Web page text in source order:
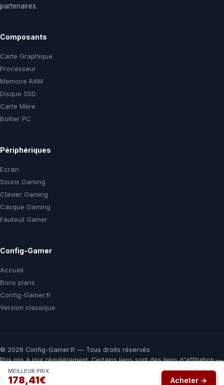
MEILLEUR PRIX
178,41€ Acheter →
partenaires.
Composants
Carte Graphique
Processeur
Memoire RAM
Disque SSD
Carte Mère
Boîtier PC
Périphériques
Ecran
Souris Gaming
Clavier Gaming
Casque Gaming
Fauteuil Gamer
Config-Gamer
Accueil
Bons plans
Config-Gamer.fr
Version classique
© 2026 Config-Gamer.fr — Tous droits réservés
Prix mis à jour régulièrement. Certains liens sont des liens d'affiliation —
vous payez le même prix chez le marchand, une commission nous aide
à financer ce comparateur gratuit.